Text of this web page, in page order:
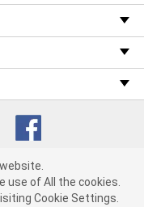
"Accept", you consent
(3) cv1361
use of All the cookies.
Cookie Settings.